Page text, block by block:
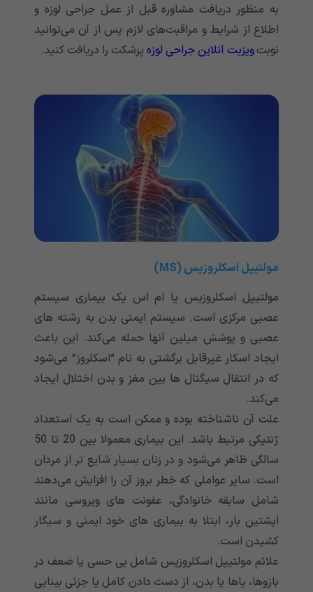
به منظور دریافت مشاوره قبل از عمل جراحی لوزه و
اطلاع از شرایط و مراقبت‌های لازم پس از آن می‌توانید
نوبتویزیت آنلاین جراحی لوزه پزشکت را دریافت کنید.
مولتیپل اسکلروزیس (MS)
مولتیپل اسکلروزیس یا ام اس یک بیماری سیستم
عصبی مرکزی است. سیستم ایمنی بدن به رشته های
عصبی و پوشش میلین آنها حمله می‌‌‌‌‌‌‌‌‌‌‌کند. این باعث
ایجاد اسکار غیرقابل برگشتی به نام “اسکلروز” می‌‌‌‌‌‌‌‌‌‌‌شود
که در انتقال سیگنال ها بین مغز و بدن اختلال ایجاد
می‌‌‌‌‌‌‌‌‌‌‌کند.
علت آن ناشناخته بوده و ممکن است به یک استعداد
ژنتیکی مرتبط باشد. این بیماری معمولا بین 20 تا 50
سالگی ظاهر می‌‌‌‌‌‌‌‌‌‌‌شود و در زنان بسیار شایع تر از مردان
است. سایر عواملی که خطر بروز آن را افزایش می‌‌‌‌‌‌‌‌‌‌‌دهند
شامل سابقه خانوادگی، عفونت های ویروسی مانند
اپشتین بار، ابتلا به بیماری های خود ایمنی و سیگار
کشیدن است.
علائم مولتیپل اسکلروزیس شامل بی حسی یا ضعف در
بازوها، پاها یا بدن، از دست دادن کامل یا جزئی بینایی